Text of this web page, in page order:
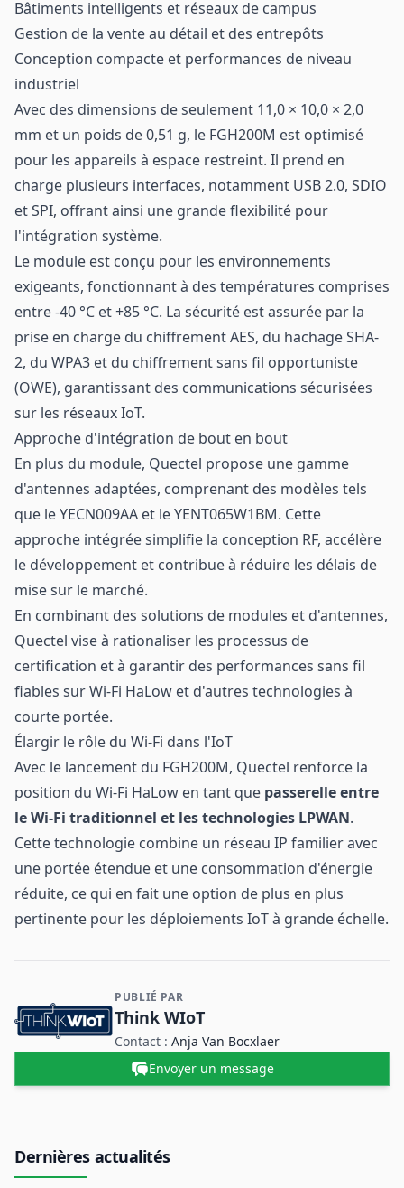
Bâtiments intelligents et réseaux de campus
Gestion de la vente au détail et des entrepôts
Conception compacte et performances de niveau
industriel
Avec des dimensions de seulement 11,0 × 10,0 × 2,0
mm et un poids de 0,51 g, le FGH200M est optimisé
pour les appareils à espace restreint. Il prend en
charge plusieurs interfaces, notamment USB 2.0, SDIO
et SPI, offrant ainsi une grande flexibilité pour
l'intégration système.
Le module est conçu pour les environnements
exigeants, fonctionnant à des températures comprises
entre -40 °C et +85 °C. La sécurité est assurée par la
prise en charge du chiffrement AES, du hachage SHA-
2, du WPA3 et du chiffrement sans fil opportuniste
(OWE), garantissant des communications sécurisées
sur les réseaux IoT.
Approche d'intégration de bout en bout
En plus du module, Quectel propose une gamme
d'antennes adaptées, comprenant des modèles tels
que le YECN009AA et le YENT065W1BM. Cette
approche intégrée simplifie la conception RF, accélère
le développement et contribue à réduire les délais de
mise sur le marché.
En combinant des solutions de modules et d'antennes,
Quectel vise à rationaliser les processus de
certification et à garantir des performances sans fil
fiables sur Wi-Fi HaLow et d'autres technologies à
courte portée.
Élargir le rôle du Wi-Fi dans l'IoT
Avec le lancement du FGH200M, Quectel renforce la
position du Wi-Fi HaLow en tant que passerelle entre
le Wi-Fi traditionnel et les technologies LPWAN.
Cette technologie combine un réseau IP familier avec
une portée étendue et une consommation d'énergie
réduite, ce qui en fait une option de plus en plus
pertinente pour les déploiements IoT à grande échelle.
Contact et informations sur l'entreprise
PUBLIÉ PAR
Think WIoT
Contact :Anja Van Bocxlaer
Envoyer un message
Dernières actualités